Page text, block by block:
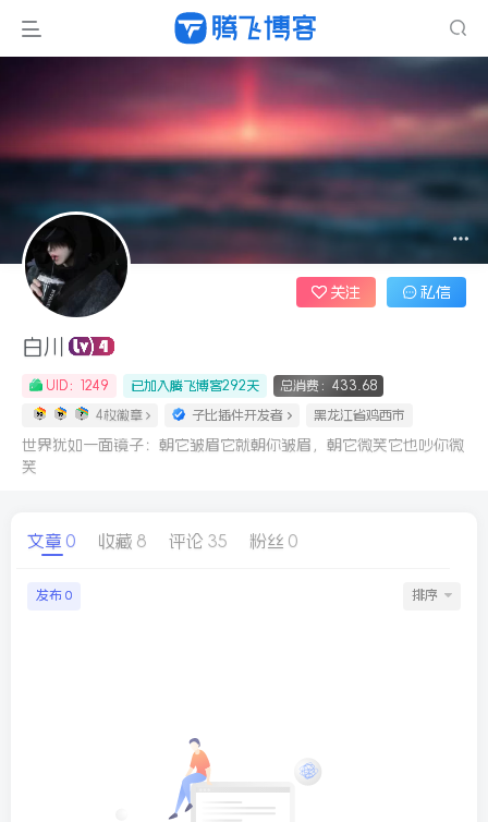
SVG波浪
白川
UID：1249 已加入腾飞博客292天 总消费：433.68
4枚徽章 子比插件开发者 黑龙江省鸡西市
世界犹如一面镜子：朝它皱眉它就朝你皱眉，朝它微笑它也吵你微
笑
关注 私信
文章 0 收藏 8 评论 35 粉丝 0
发布 0 排序